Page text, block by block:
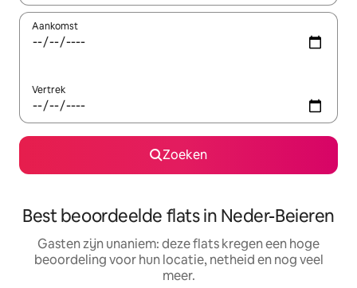
Aankomst
Vertrek
Zoeken
Best beoordeelde flats in Neder-Beieren
Gasten zijn unaniem: deze flats kregen een hoge
beoordeling voor hun locatie, netheid en nog veel
meer.